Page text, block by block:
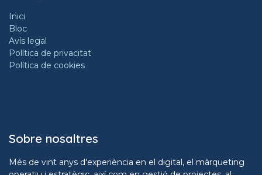
Inici
Bloc
Avís legal
Política de privacitat
Política de cookies
Sobre nosaltres
Més de vint anys d'experiència en el digital, el màrqueting